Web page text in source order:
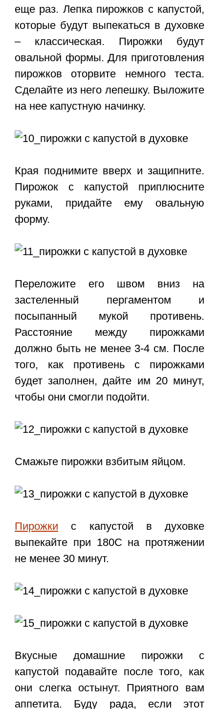
еще раз. Лепка пирожков с капустой,
которые будут выпекаться в духовке
– классическая. Пирожки будут
овальной формы. Для приготовления
пирожков оторвите немного теста.
Сделайте из него лепешку. Выложите
на нее капустную начинку.
Края поднимите вверх и защипните.
Пирожок с капустой приплюсните
руками, придайте ему овальную
форму.
Переложите его швом вниз на
застеленный пергаментом и
посыпанный мукой противень.
Расстояние между пирожками
должно быть не менее 3-4 см. После
того, как противень с пирожками
будет заполнен, дайте им 20 минут,
чтобы они смогли подойти.
Смажьте пирожки взбитым яйцом.
Пирожки с капустой в духовке
выпекайте при 180С на протяжении
не менее 30 минут.
Вкусные домашние пирожки с
капустой подавайте после того, как
они слегка остынут. Приятного вам
аппетита. Буду рада, если этот